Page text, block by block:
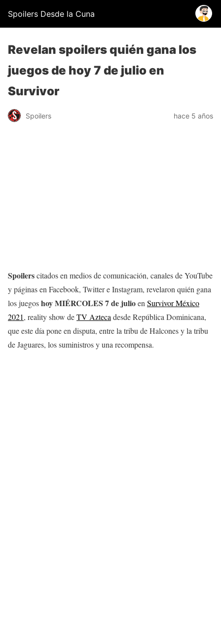
Spoilers Desde la Cuna
Revelan spoilers quién gana los
juegos de hoy 7 de julio en
Survivor
Spoilers hace 5 años
Spoilerscitados en medios de comunicación, canales de YouTube
y páginas en Facebook, Twitter e Instagram, revelaron quién gana
los juegoshoy MIÉRCOLES 7 de julioen Survivor México
2021, reality show deTV Azteca desde República Dominicana,
que este día pone en disputa, entre la tribu de Halcones y la tribu
de Jaguares, los suministros y una recompensa.